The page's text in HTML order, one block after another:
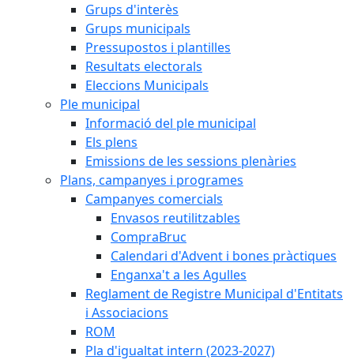
Grups d'interès
Grups municipals
Pressupostos i plantilles
Resultats electorals
Eleccions Municipals
Ple municipal
Informació del ple municipal
Els plens
Emissions de les sessions plenàries
Plans, campanyes i programes
Campanyes comercials
Envasos reutilitzables
CompraBruc
Calendari d'Advent i bones pràctiques
Enganxa't a les Agulles
Reglament de Registre Municipal d'Entitats
i Associacions
ROM
Pla d'igualtat intern (2023-2027)